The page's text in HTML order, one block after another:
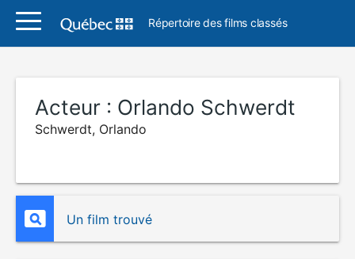
Répertoire des films classés
Acteur : Orlando Schwerdt
Schwerdt, Orlando
Un film trouvé